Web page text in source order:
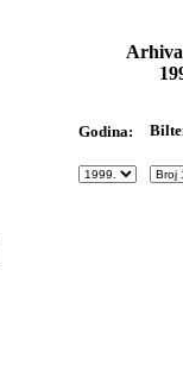
Godina: